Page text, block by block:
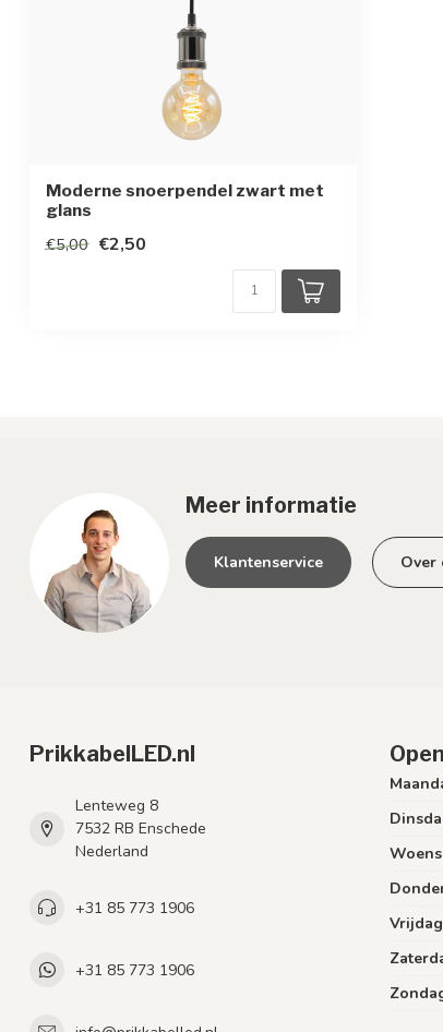
Moderne snoerpendel zwart met
glans
€5,00 €2,50
Meer informatie
Klantenservice Over
PrikkabelLED.nl
Lenteweg 8
7532 RB Enschede
Nederland
+31 85 773 1906
+31 85 773 1906